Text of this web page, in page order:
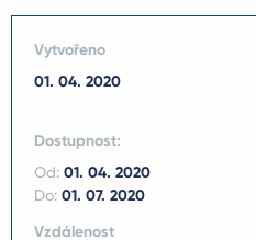
Vytvořeno
01. 04. 2020
Dostupnost:
Od: 01. 04. 2020
Do: 01. 07. 2020
Vzdálenost